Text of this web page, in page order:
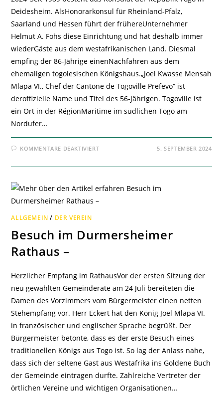
Deidesheim. AlsHonorarkonsul für Rheinland-Pfalz,
Saarland und Hessen führt der frühereUnternehmer
Helmut A. Fohs diese Einrichtung und hat deshalb immer
wiederGäste aus dem westafrikanischen Land. Diesmal
empfing der 86-Jährige einenNachfahren aus dem
ehemaligen togolesischen Königshaus.„Joel Kwasse Mensah
Mlapa VI., Chef der Cantone de Togoville Prefevo“ ist
deroffizielle Name und Titel des 56-Jährigen. Togoville ist
ein Ort in der RégionMaritime im südlichen Togo am
Nordufer…
KOMMENTARE DEAKTIVIERTFÜR
DEIDESHEIM?
5. SEPTEMBER 2024
ALLGEMEIN / DER VEREIN
Besuch im Durmersheimer
Rathaus –
Herzlicher Empfang im RathausVor der ersten Sitzung der
neu gewählten Gemeinderäte am 24 Juli bereiteten die
Damen des Vorzimmers vom Bürgermeister einen netten
Stehempfang vor. Herr Eckert hat den König Joel Mlapa VI.
in französischer und englischer Sprache begrüßt. Der
Bürgermeister betonte, dass es der erste Besuch eines
traditionellen Königs aus Togo ist. So lag der Anlass nahe,
dass sich der seltene Gast aus Westafrika ins Goldene Buch
der Gemeinde eintragen durfte. Zahlreiche Vertreter der
örtlichen Vereine und wichtigen Organisationen…